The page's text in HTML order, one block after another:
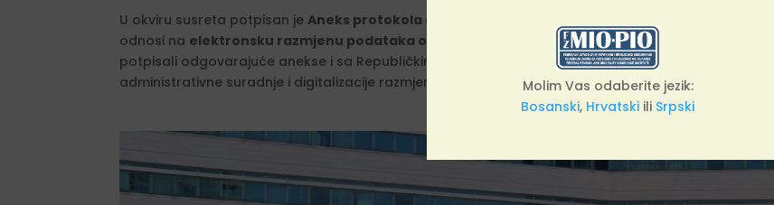
U okviru susreta potpisan je Aneks protokola o socijalnom osiguranju između Federalnog
odnosi na elektronsku razmjenu podataka o visini penzija
. Predstavnici Fonda za mirovinsko i
potpisali odgovarajuće anekse i sa Republičkim
fondom PIO SrbijeteFondom PIO Republike
administrativne suradnje i digitalizacije razmjene podataka u regiji.Molim Vas odaberite jezik:
Bosanski, Hrvatski ili Srpski